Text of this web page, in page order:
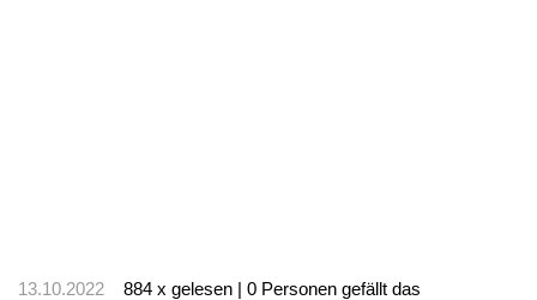
13.10.2022 884 x gelesen | 0 Personen gefällt das